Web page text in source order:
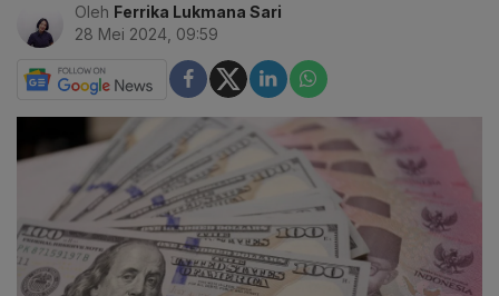
Oleh Ferrika Lukmana Sari
28 Mei 2024, 09:59